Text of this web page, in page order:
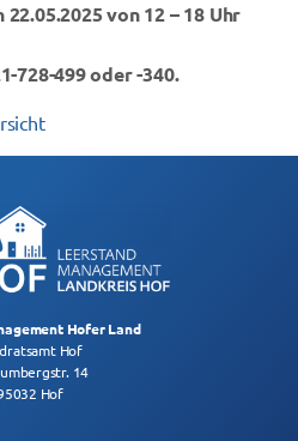
von 12 – 18 Uhr
728-499 oder -340.
Hofer Land
Hof
14
Hof